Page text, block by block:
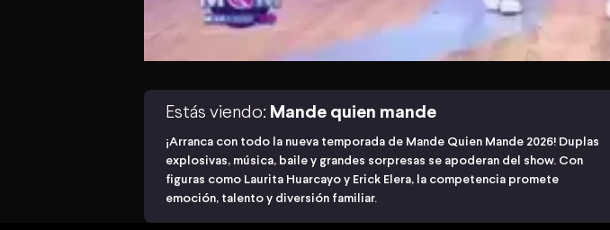
Estás viendo: Mande quien mande
¡Arranca con todo la nueva temporada de Mande Quien Mande 2026! Duplas
explosivas, música, baile y grandes sorpresas se apoderan del show. Con
figuras como Laurita Huarcayo y Erick Elera, la competencia promete
emoción, talento y diversión familiar.